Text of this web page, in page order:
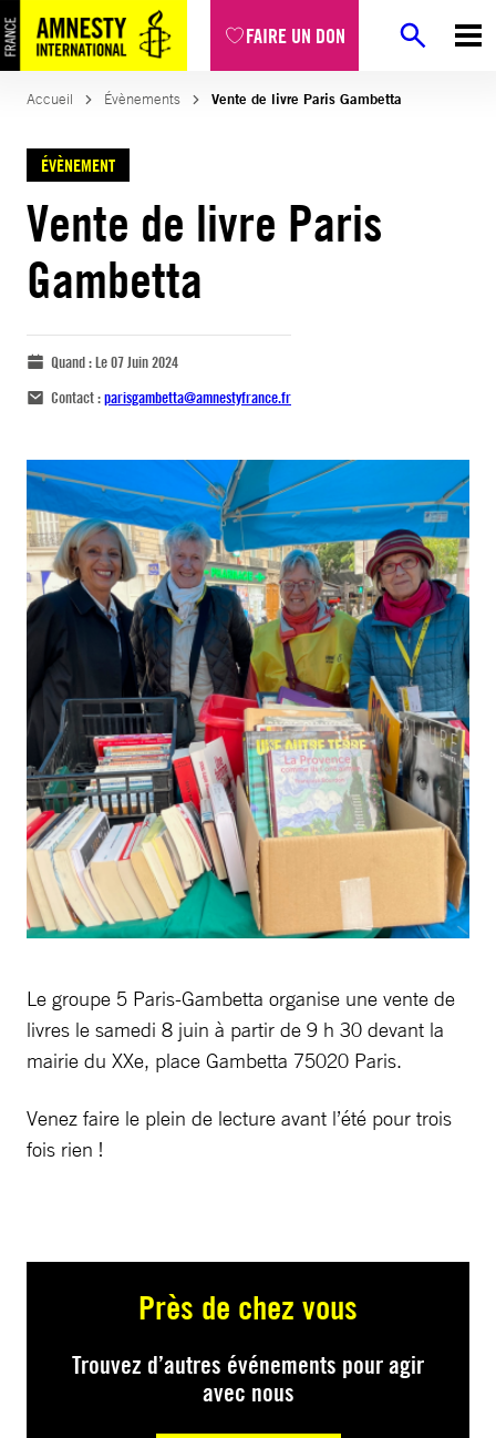
FAIRE UN DON
Accueil Évènements Vente de livre Paris Gambetta
ÉVÈNEMENT
Vente de livre Paris
Gambetta
Quand :Le 07 Juin 2024
Contact :parisgambetta@amnestyfrance.fr
Le groupe 5 Paris-Gambetta organise une vente de
livres le samedi 8 juin à partir de 9 h 30 devant la
mairie du XXe, place Gambetta 75020 Paris.
Venez faire le plein de lecture avant l’été pour trois
fois rien !
Près de chez vous
Trouvez d’autres événements pour agir
avec nous